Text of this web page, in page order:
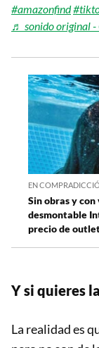
#amazonfind
♬ sonido original -
EN
Sin obras y
desmontable
precio de
Y si quieres
La realidad es